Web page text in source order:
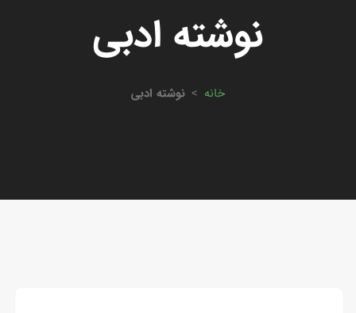
نوشته ادبی
خانه > نوشته ادبی